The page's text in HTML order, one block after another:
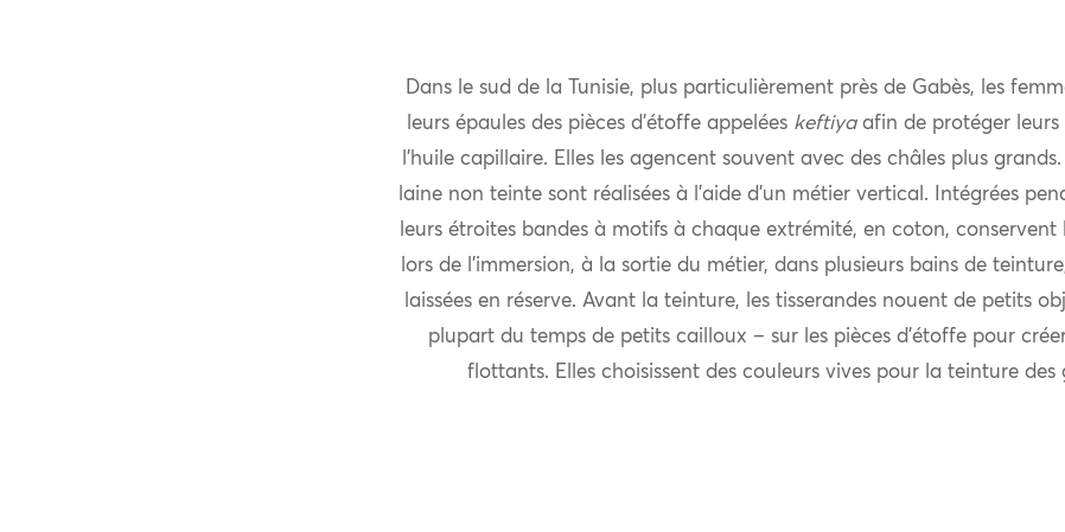
Dans le sud de la Tunisie, plus particulièrement près de Gabès, les
leurs épaules des pièces d’étoffe appelées keftiyaafin de protéger leurs
l’huile capillaire. Elles les agencent souvent avec des châles plus
laine non teinte sont réalisées à l’aide d’un métier vertical. Intégrées
leurs étroites bandes à motifs à chaque extrémité, en coton, conservent
lors de l’immersion, à la sortie du métier, dans plusieurs bains de
laissées en réserve. Avant la teinture, les tisserandes nouent de petits
plupart du temps de petits cailloux – sur les pièces d’étoffe pour
flottants. Elles choisissent des couleurs vives pour la teinture des